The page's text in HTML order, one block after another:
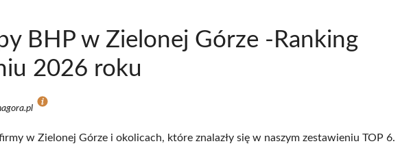
BHP w Zielonej Górze -Ranking
2026 roku
w Zielonej Górze i okolicach, które znalazły się w naszym zestawieniu TOP 6.